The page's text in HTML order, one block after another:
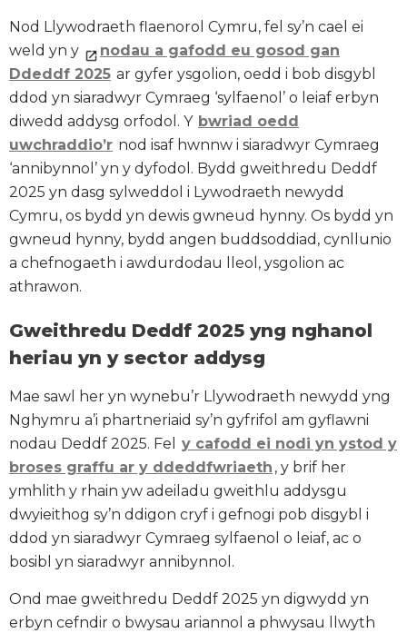
Nod Llywodraeth flaenorol Cymru, fel sy’n cael ei
weld yn y
nodau a gafodd eu gosod gan
Ddeddf 2025 ar gyfer ysgolion, oedd i bob disgybl
ddod yn siaradwyr Cymraeg ‘sylfaenol’ o leiaf erbyn
diwedd addysg orfodol. Y bwriad oedd
uwchraddio’r nod isaf hwnnw i siaradwyr Cymraeg
‘annibynnol’ yn y dyfodol. Bydd gweithredu Deddf
2025 yn dasg sylweddol i Lywodraeth newydd
Cymru, os bydd yn dewis gwneud hynny. Os bydd yn
gwneud hynny, bydd angen buddsoddiad, cynllunio
a chefnogaeth i awdurdodau lleol, ysgolion ac
athrawon.
Gweithredu Deddf 2025 yng nghanol
heriau yn y sector addysg
Mae sawl her yn wynebu’r Llywodraeth newydd yng
Nghymru a’i phartneriaid sy’n gyfrifol am gyflawni
nodau Deddf 2025. Fel
y cafodd ei nodi yn ystod y
broses graffu ar y ddeddfwriaeth , y brif her
ymhlith y rhain yw adeiladu gweithlu addysgu
dwyieithog sy’n ddigon cryf i gefnogi pob disgybl i
ddod yn siaradwyr Cymraeg sylfaenol o leiaf, ac o
bosibl yn siaradwyr annibynnol.
Ond mae gweithredu Deddf 2025 yn digwydd yn
erbyn cefndir o bwysau ariannol a phwysau llwyth